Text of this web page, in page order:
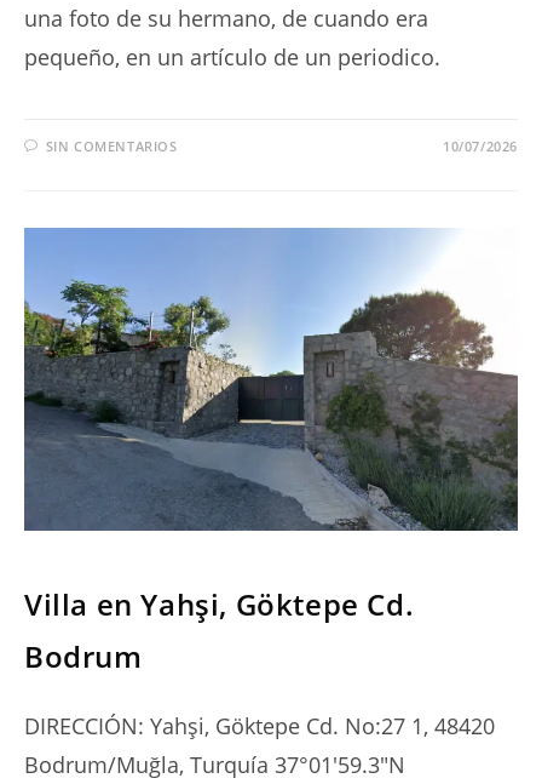
una foto de su hermano, de cuando era
pequeño, en un artículo de un periodico.
SIN COMENTARIOS 10/07/2026
Villa en Yahşi, Göktepe Cd.
Bodrum
DIRECCIÓN: Yahşi, Göktepe Cd. No:27 1, 48420
Bodrum/Muğla, Turquía 37°01'59.3"N